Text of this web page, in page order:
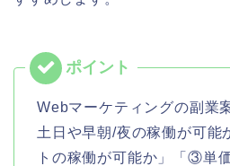
Webマーケティングの副業
土日や早朝/夜の稼働が可
トの稼働が可能か」「③単